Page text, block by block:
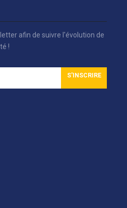
afin de suivre l'évolution de
!
S'INSCRIRE